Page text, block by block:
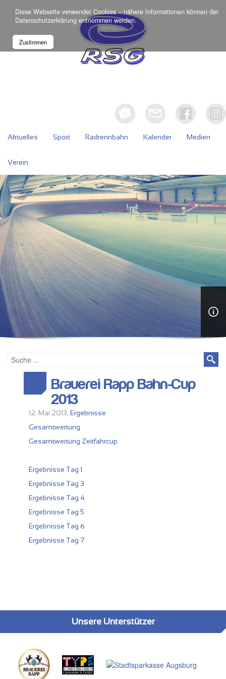
Diese Webseite verwendet Cookies – nähere Informationen können der
Datenschutzerklärung entnommen werden.
Zustimmen
Aktuelles Sport Radrennbahn Kalender Medien
Verein
Brauerei Rapp Bahn-Cup
2013
12. Mai 2013, Ergebnisse
Gesamtwertung
Gesamtwertung Zeitfahrcup
Ergebnisse Tag 1
Ergebnisse Tag 3
Ergebnisse Tag 4
Ergebnisse Tag 5
Ergebnisse Tag 6
Ergebnisse Tag 7
Unsere Unterstützer